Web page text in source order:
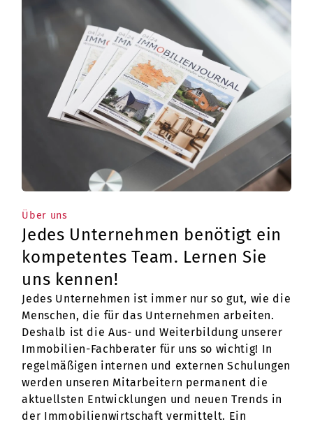
Über uns
Jedes Unternehmen benötigt ein
kompetentes Team. Lernen Sie
uns kennen!
Jedes Unternehmen ist immer nur so gut, wie die
Menschen, die für das Unternehmen arbeiten.
Deshalb ist die Aus- und Weiterbildung unserer
Immobilien-Fachberater für uns so wichtig! In
regelmäßigen internen und externen Schulungen
werden unseren Mitarbeitern permanent die
aktuellsten Entwicklungen und neuen Trends in
der Immobilienwirtschaft vermittelt. Ein